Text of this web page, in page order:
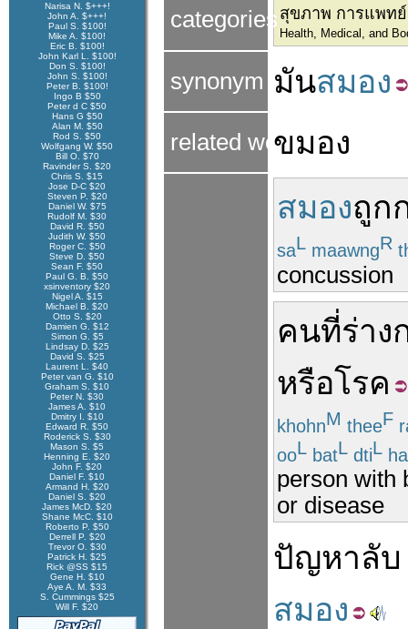
Narisa N. $+++!
John A. $+++!
Paul S. $100!
Mike A. $100!
Eric B. $100!
John Karl L. $100!
Don S. $100!
John S. $100!
Peter B. $100!
Ingo B $50
Peter d C $50
Hans G $50
Alan M. $50
Rod S. $50
Wolfgang W. $50
Bill O. $70
Ravinder S. $20
Chris S. $15
Jose D-C $20
Steven P. $20
Daniel W. $75
Rudolf M. $30
David R. $50
Judith W. $50
Roger C. $50
Steve D. $50
Sean F. $50
Paul G. B. $50
xsinventory $20
Nigel A. $15
Michael B. $20
Otto S. $20
Damien G. $12
Simon G. $5
Lindsay D. $25
David S. $25
Laurent L. $40
Peter van G. $10
Graham S. $10
Peter N. $30
James A. $10
Dmitry I. $10
Edward R. $50
Roderick S. $30
Mason S. $5
Henning E. $20
John F. $20
Daniel F. $10
Armand H. $20
Daniel S. $20
James McD. $20
Shane McC. $10
Roberto P. $50
Derrell P. $20
Trevor O. $30
Patrick H. $25
Rick @SS $15
Gene H. $10
Aye A. M. $33
S. Cummings $25
Will F. $20
categories สุขภาพ การแพทย์
Health, Medical, and
synonym มันสมอง
related wordขมอง
สมองถูก
saL maawngR
concussion
คนที่ร่าง
หรือโรค
khohnM theeF
ooL batL dtiL
person with
or disease
ปัญหาลับ
สมอง